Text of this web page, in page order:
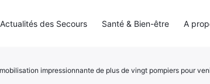
impressionnante de plus de vingt pompiers pour
Actualités des Secours Santé & Bien-être A